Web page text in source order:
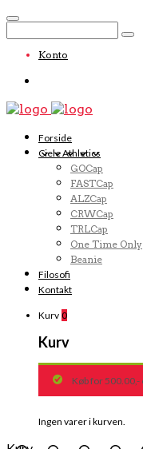
Konto
Forside
Ciele Athletics
GOCap
FASTCap
ALZCap
CRWCap
TRLCap
One Time Only
Beanie
Filosofi
Kontakt
Kurv 0
Kurv
Køb for 500.00,-
Ingen varer i kurven.